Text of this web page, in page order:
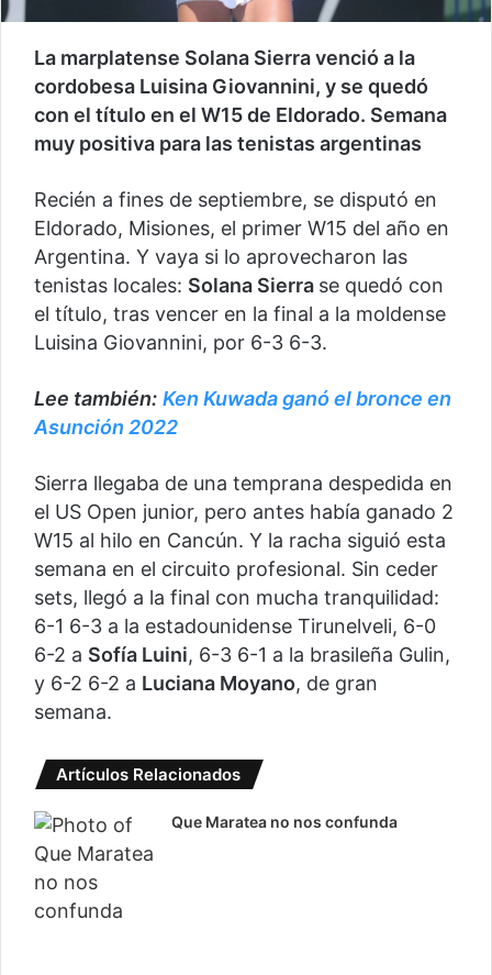
La marplatense Solana Sierra venció a la
cordobesa Luisina Giovannini, y se quedó
con el título en el W15 de Eldorado. Semana
muy positiva para las tenistas argentinas
Recién a fines de septiembre, se disputó en
Eldorado, Misiones, el primer W15 del año en
Argentina. Y vaya si lo aprovecharon las
tenistas locales: Solana Sierra se quedó con
el título, tras vencer en la final a la moldense
Luisina Giovannini, por 6-3 6-3.
Lee también: Ken Kuwada ganó el bronce en
Asunción 2022
Sierra llegaba de una temprana despedida en
el US Open junior, pero antes había ganado 2
W15 al hilo en Cancún. Y la racha siguió esta
semana en el circuito profesional. Sin ceder
sets, llegó a la final con mucha tranquilidad:
6-1 6-3 a la estadounidense Tirunelveli, 6-0
6-2 a Sofía Luini, 6-3 6-1 a la brasileña Gulin,
y 6-2 6-2 a Luciana Moyano, de gran
semana.
Artículos Relacionados
Que Maratea no nos confunda